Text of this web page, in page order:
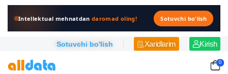
Intellektual mehnatdandaromad oling! Sotuvchi bo'lish
Sotuvchi bo'lish Xaridlarim Kirish
0